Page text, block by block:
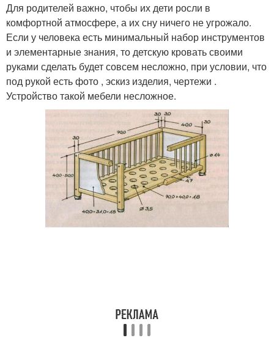
Для родителей важно, чтобы их дети росли в
комфортной атмосфере, а их сну ничего не угрожало.
Если у человека есть минимальный набор инструментов
и элементарные знания, то детскую кровать своими
руками сделать будет совсем несложно, при условии, что
под рукой есть фото , эскиз изделия, чертежи .
Устройство такой мебели несложное.